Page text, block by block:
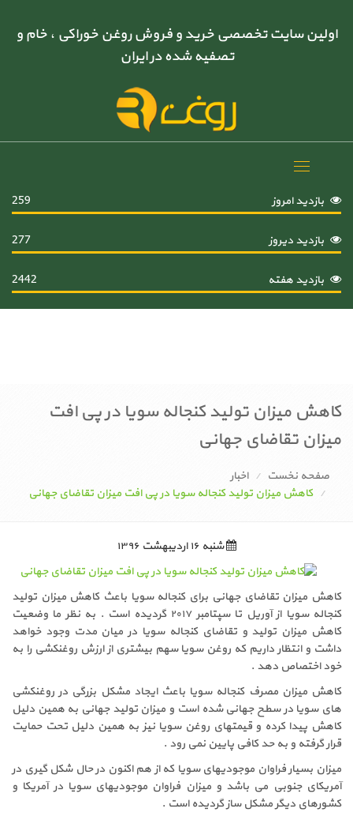
اولین سایت تخصصی خرید و فروش روغن خوراکی ، خام و
تصفیه شده در ایران
Toggle
بازدید امروز
259
بازدید دیروز 277
بازدید هفته 2442
کاهش میزان تولید کنجاله سویا در پی افت
میزان تقاضای جهانی
صفحه نخست
اخبار
کاهش میزان تولید کنجاله سویا در پی افت میزان تقاضای جهانی
شنبه ۱۶ اردیبهشت ۱۳۹۶
کاهش میزان تقاضای جهانی برای کنجاله سویا باعث کاهش میزان تولید
کنجاله سویا از آوریل تا سپتامبر ۲۰۱۷ گردیده است . به نظر ما وضعیت
کاهش میزان تولید و تقاضای کنجاله سویا در میان مدت وجود خواهد
داشت و انتظار داریم که روغن سویا سهم بیشتری از ارزش روغنکشی را به
خود اختصاص دهد .
کاهش میزان مصرف کنجاله سویا باعث ایجاد مشکل بزرگی در روغنکشی
های سویا در سطح جهانی شده است و میزان تولید جهانی به همین دلیل
کاهش پیدا کرده و قیمتهای روغن سویا نیز به همین دلیل تحت حمایت
قرار گرفته و به حد کافی پایین نمی رود .
میزان بسیار فراوان موجودیهای سویا که از هم اکنون در حال شکل گیری در
آمریکای جنوبی می باشد و میزان فراوان موجودیهای سویا در آمریکا و
کشورهای دیگر مشکل ساز گردیده است .